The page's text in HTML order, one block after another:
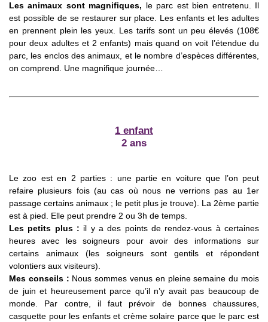
Les animaux sont magnifiques, le parc est bien entretenu. Il
est possible de se restaurer sur place. Les enfants et les adultes
en prennent plein les yeux. Les tarifs sont un peu élevés (108€
pour deux adultes et 2 enfants) mais quand on voit l’étendue du
parc, les enclos des animaux, et le nombre d’espèces différentes,
on comprend. Une magnifique journée…
1 enfant
2 ans
Le zoo est en 2 parties : une partie en voiture que l’on peut
refaire plusieurs fois (au cas où nous ne verrions pas au 1er
passage certains animaux ; le petit plus je trouve). La 2ème partie
est à pied. Elle peut prendre 2 ou 3h de temps.
Les petits plus : il y a des points de rendez-vous à certaines
heures avec les soigneurs pour avoir des informations sur
certains animaux (les soigneurs sont gentils et répondent
volontiers aux visiteurs).
Mes conseils : Nous sommes venus en pleine semaine du mois
de juin et heureusement parce qu’il n’y avait pas beaucoup de
monde. Par contre, il faut prévoir de bonnes chaussures,
casquette pour les enfants et crème solaire parce que le parc est